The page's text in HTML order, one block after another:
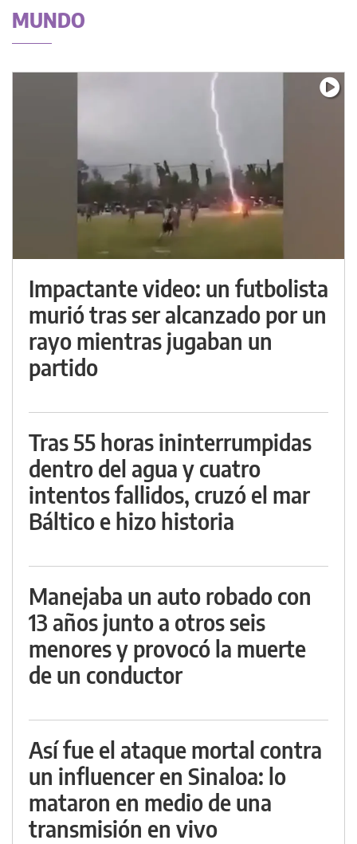
MUNDO
Impactante video: un futbolista
murió tras ser alcanzado por un
rayo mientras jugaban un
partido
Tras 55 horas ininterrumpidas
dentro del agua y cuatro
intentos fallidos, cruzó el mar
Báltico e hizo historia
Manejaba un auto robado con
13 años junto a otros seis
menores y provocó la muerte
de un conductor
Así fue el ataque mortal contra
un influencer en Sinaloa: lo
mataron en medio de una
transmisión en vivo